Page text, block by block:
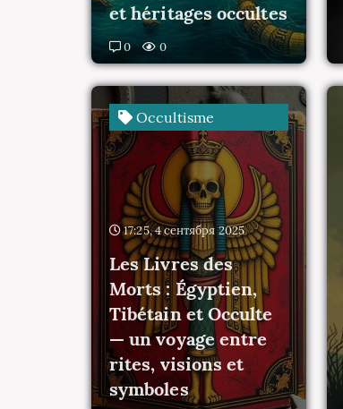
et héritages occultes
0 0
Occultisme
17:25, 4 сентября 2025
Les Livres des
Morts : Égyptien,
Tibétain et Occulte
— un voyage entre
rites, visions et
symboles